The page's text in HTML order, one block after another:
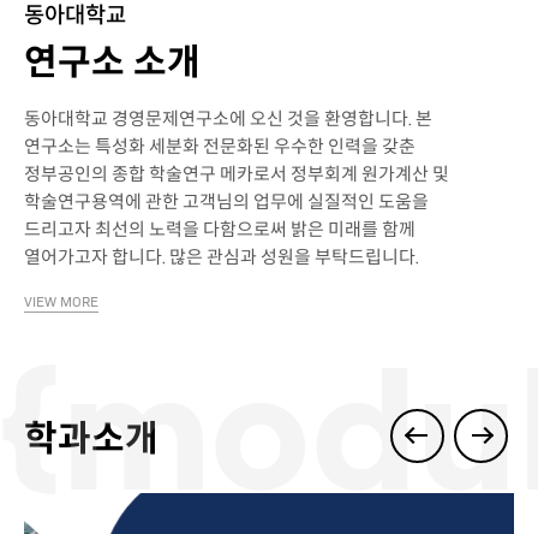
동아대학교
연구소 소개
동아대학교 경영문제연구소에 오신 것을 환영합니다. 본
연구소는 특성화 세분화 전문화된 우수한 인력을 갖춘
정부공인의 종합 학술연구 메카로서 정부회계 원가계산 및
학술연구용역에 관한 고객님의 업무에 실질적인 도움을
드리고자 최선의 노력을 다함으로써 밝은 미래를 함께
열어가고자 합니다. 많은 관심과 성원을 부탁드립니다.
VIEW MORE
학과소개